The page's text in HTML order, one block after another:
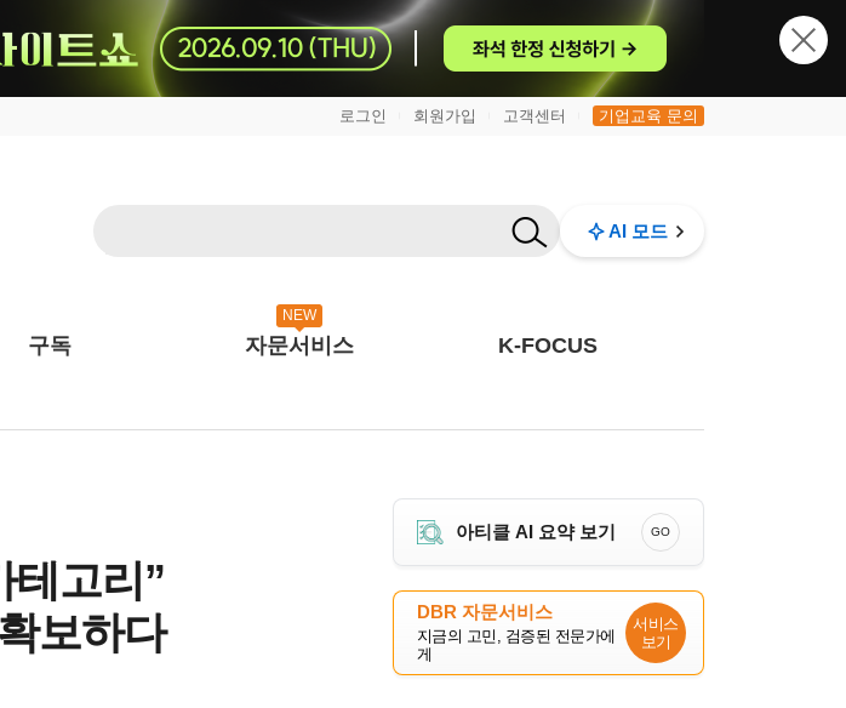
로그인 회원가입 고객센터 기업교육 문의
AI 모드
구독
NEW
자문서비스 K-FOCUS
테고리”
보하다
아티클 AI 요약 보기 GO
DBR 자문서비스
지금의 고민, 검증된 전문가에
게
서비스
보기